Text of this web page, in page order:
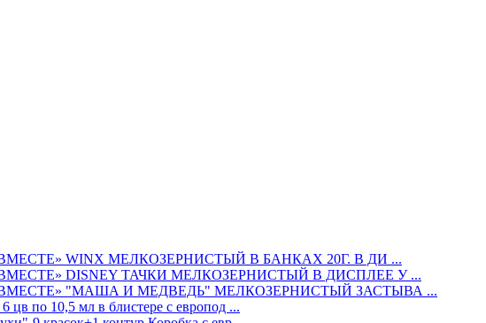
WINX МЕЛКОЗЕРНИСТЫЙ В БАНКАХ 20Г. В ДИ ...
DISNEY ТАЧКИ МЕЛКОЗЕРНИСТЫЙ В ДИСПЛЕЕ У ...
"МАША И МЕДВЕДЬ" МЕЛКОЗЕРНИСТЫЙ ЗАСТЫВА ...
цв по 10,5 мл в блистере с европод ...